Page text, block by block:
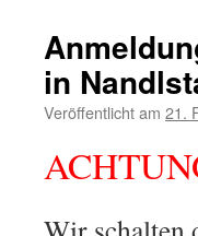
in
Veröffentlicht am 21.